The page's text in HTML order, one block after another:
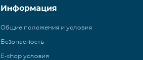
Информация
Общие положения и условия
Безопасность
E-shop условия